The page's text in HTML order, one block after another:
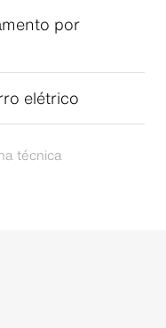
por
elétrico
técnica